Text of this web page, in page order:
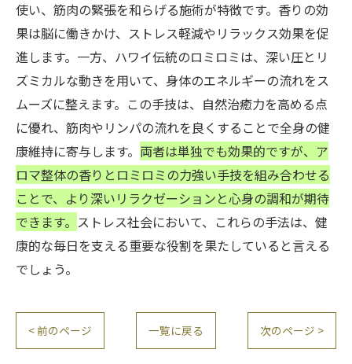
使い、筋肉の緊張を和らげる施術が特徴です。香りの効
果は脳に働きかけ、ストレス軽減やリラックス効果を促
進します。一方、ハワイ伝統のロミロミは、深い圧とリ
ズミカルな動きを用いて、身体のエネルギーの流れをス
ムーズに整えます。この手技は、自然治癒力を高める点
に優れ、筋肉やリンパの流れを良くすることで全身の健
康維持に寄与します。 両者は単独でも効果的ですが、ア
ロマ整体の香りとロミロミの力強い手技を組み合わせる
ことで、より深いリラクゼーションと心身の調和が期待
できます。 ストレス社会において、これらの手法は、健
康的な毎日を支える重要な役割を果たしていると言える
でしょう。
< 前のページ 一覧に戻る 次のページ >